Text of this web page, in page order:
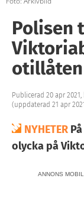
Polisen
Publicerad 20 apr 2021,
(uppdaterad 21 apr
NYHETER
olycka på
ANNONS